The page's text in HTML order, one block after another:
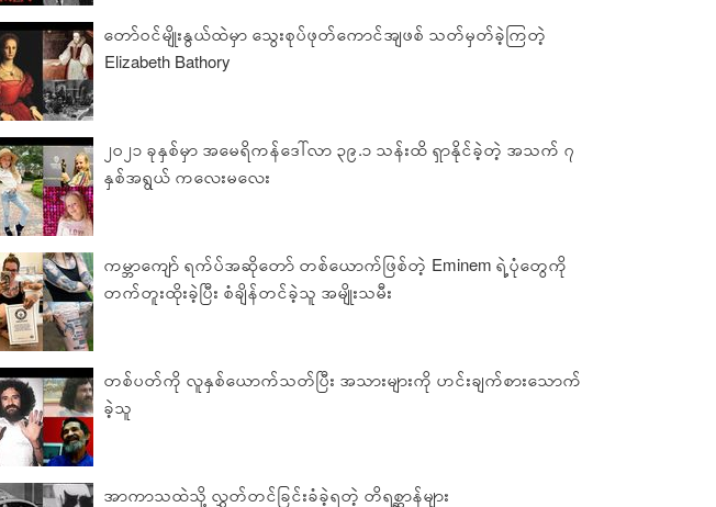
တော်၀င်မ‌ျိုးနွယ်ထဲမှာ သွေးစုပ်ဖုတ်ကောင်အျဖစ် သတ်မှတ်ခဲ့ကြတဲ့
Elizabeth Bathory
၂၀၂၁ ခုနှစ်မှာ အမေရိကန်ဒေါ်လာ ၃၉.၁ သန်းထိ ရှာနိုင်ခဲ့တဲ့ အသက် ၇
နှစ်အရွယ် ကလေးမလေး
ကမ္ဘာကျော် ရက်ပ်အဆိုတော် တစ်ယောက်ဖြစ်တဲ့ Eminem ရဲ့ပုံတွေကို
တက်တူးထိုးခဲ့ပြီး စံချိန်တင်ခဲ့သူ အမျိုးသမီး
တစ်ပတ်ကို လူနှစ်ယောက်သတ်ပြီး အသားများကို ဟင်းချက်စားသောက်
ခဲ့သူ
အာကာသထဲသို့ လွှတ်တင်ခြင်းခံခဲ့ရတဲ့ တိရစ္ဆာန်များ